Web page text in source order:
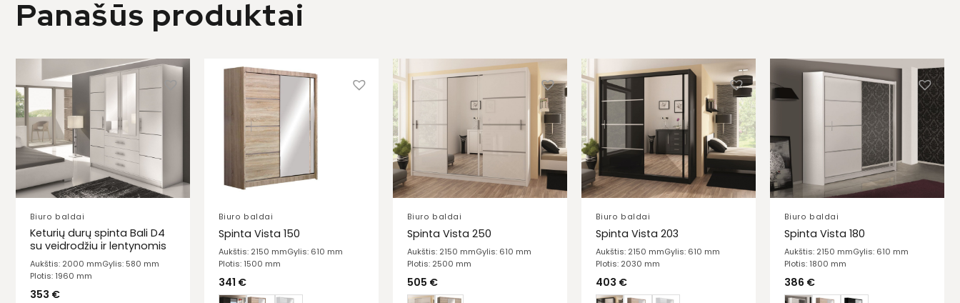
Panašūs produktai
Biuro baldai
Keturių durų spinta Bali D4
su veidrodžiu ir lentynomis
Aukštis: 2000 mmGylis: 580 mm
Plotis: 1960 mm
353 €
Biuro baldai
Spinta Vista 150
Aukštis: 2150 mmGylis: 610 mm
Plotis: 1500 mm
341 €
Biuro baldai
Spinta Vista 250
Aukštis: 2150 mmGylis: 610 mm
Plotis: 2500 mm
505 €
Biuro baldai
Spinta Vista 203
Aukštis: 2150 mmGylis: 610 mm
Plotis: 2030 mm
403 €
Biuro baldai
Spinta Vista 180
Aukštis: 2150 mmGylis: 610 mm
Plotis: 1800 mm
386 €